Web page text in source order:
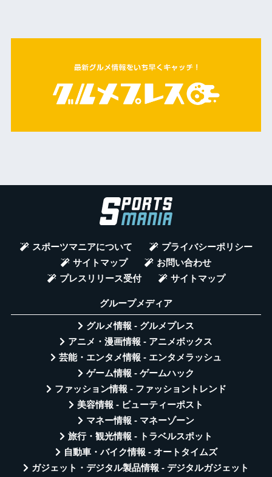
スポーツマニアについて
プライバシーポリシー
サイトマップ
お問い合わせ
プレスリリース受付
サイトマップ
グループメディア
グルメ情報 - グルメプレス
アニメ・漫画情報 - アニメボックス
芸能・エンタメ情報 - エンタメラッシュ
ゲーム情報 - ゲームハック
ファッション情報 - ファッショントレンド
美容情報 - ビューティーポスト
マネー情報 - マネーゾーン
旅行・観光情報 - トラベルスポット
自動車・バイク情報 - オートタイムズ
ガジェット・デジタル製品情報 - デジタルガジェット